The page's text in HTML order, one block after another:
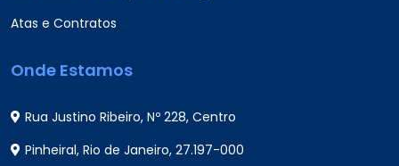
Atas e Contratos
Onde Estamos
Rua Justino Ribeiro, Nº 228, Centro
Pinheiral, Rio de Janeiro, 27.197-000